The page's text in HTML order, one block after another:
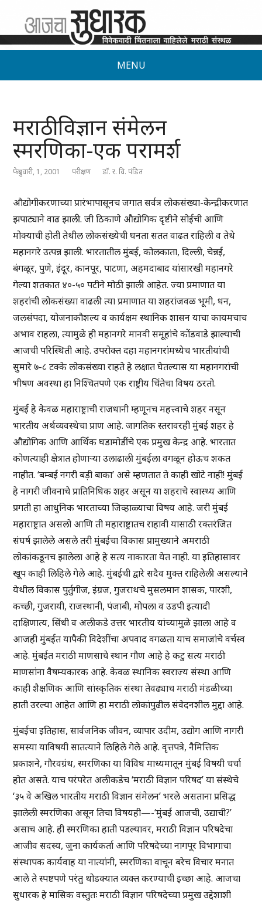
MENU
मराठी विज्ञान संमेलन
स्मरणिका-एक परामर्श
फेब्रुवारी, 1, 2001 परीक्षण डॉ. र. वि. पंडित
औद्योगीकरणाच्या प्रारंभापासूनच जगात सर्वत्र लोकसंख्या-केन्द्रीकरणात
झपाट्याने वाढ झाली. जी ठिकाणे औद्योगिक दृष्टीने सोईची आणि
मोक्याची होती तेथील लोकसंख्येची घनता सतत वाढत राहिली व तेथे
महानगरे उत्पन्न झाली. भारतातील मुंबई, कोलकाता, दिल्ली, चेन्नई,
बंगळूर, पुणे, इंदूर, कानपूर, पाटणा, अहमदाबाद यांसारखी महानगरे
गेल्या शतकात ४०-५० पटीने मोठी झाली आहेत. ज्या प्रमाणात या
शहरांची लोकसंख्या वाढली त्या प्रमाणात या शहरांजवळ भूमी, धन,
जलसंपदा, योजनाकौशल्य व कार्यक्षम स्थानिक शासन याचा कायमचाच
अभाव राहला, त्यामुळे ही महानगरे मानवी समूहांचे कोंडवाडे झाल्याची
आजची परिस्थिती आहे. उपरोक्त दहा महानगरांमध्येच भारतीयांची
सुमारे ७-८ टक्के लोकसंख्या राहते हे लक्षात घेतल्यास या महानगरांची
भीषण अवस्था हा निश्चितपणे एक राष्ट्रीय चिंतेचा विषय ठरतो.
मुंबई हे केवळ महाराष्ट्राची राजधानी म्हणूनच महत्त्वाचे शहर नसून
भारतीय अर्थव्यवस्थेचा प्राण आहे. जागतिक स्तरावरही मुंबई शहर हे
औद्योगिक आणि आर्थिक घडामोडींचे एक प्रमुख केन्द्र आहे. भारतात
कोणत्याही क्षेत्रात होणाऱ्या उलाढाली मुंबईला वगळून होऊच शकत
नाहीत. ‘बम्बई नगरी बड़ी बाका’ असे म्हणतात ते काही खोटे नाही! मुंबई
हे नागरी जीवनाचे प्रातिनिधिक शहर असून या शहराचे स्वास्थ्य आणि
प्रगती हा आधुनिक भारताच्या जिव्हाळ्याचा विषय आहे. जरी मुंबई
महाराष्ट्रात असलो आणि ती महाराष्ट्रातच राहावी यासाठी रक्तरंजित
संघर्ष झालेले असले तरी मुंबईचा विकास प्रामुख्याने अमराठी
लोकांकडूनच झालेला आहे हे सत्य नाकारता येत नाही. या इतिहासावर
खूप काही लिहिले गेले आहे. मुंबईची द्वारे सदैव मुक्त राहिलेली असल्याने
येथील विकास पुर्तुगीज, इंग्रज, गुजराथचे मुसलमान शासक, पारशी,
कच्छी, गुजरायी, राजस्थानी, पंजाबी, मोपला व उडपी इत्यादी
दाक्षिणात्य, सिंधी व अलीकडे उत्तर भारतीय यांच्यामुळे झाला आहे व
आजही मुंबईत यापैकी विदेशींचा अपवाद वगळता याच समाजांचे वर्चस्व
आहे. मुंबईत मराठी माणसाचे स्थान गौण आहे हे कटु सत्य मराठी
माणसांना वैषम्यकारक आहे. केवळ स्थानिक स्वराज्य संस्था आणि
काही शैक्षणिक आणि सांस्कृतिक संस्था तेवढ्याच मराठी मंडळीच्या
हाती उरल्या आहेत आणि हा मराठी लोकांपुढील संवेदनशील मुद्दा आहे.
मुंबईचा इतिहास, सार्वजनिक जीवन, व्यापार उदीम, उद्योग आणि नागरी
समस्या याविषयी सातत्याने लिहिले गेले आहे. वृत्तपत्रे, नैमित्तिक
प्रकाशने, गौरवग्रंथ, स्मरणिका या विविध माध्यमातून मुंबई विषयी चर्चा
होत असते. याच परंपरेत अलीकडेच ‘मराठी विज्ञान परिषद’ या संस्थेचे
‘३५ वे अखिल भारतीय मराठी विज्ञान संमेलन’ भरले असताना प्रसिद्ध
झालेली स्मरणिका असून तिचा विषयही—-‘मुंबई आजची, उद्याची?’
असाच आहे. ही स्मरणिका हाती पडल्यावर, मराठी विज्ञान परिषदेचा
आजीव सदस्य, जुना कार्यकर्ता आणि परिषदेच्या नागपूर विभागाचा
संस्थापक कार्यवाह या नात्यांनी, स्मरणिका वाचून बरेच विचार मनात
आले ते स्पष्टपणे परंतु थोडक्यात व्यक्त करण्याची इच्छा आहे. आजचा
सुधारक हे मासिक वस्तुतः मराठी विज्ञान परिषदेच्या प्रमुख उद्देशाशी